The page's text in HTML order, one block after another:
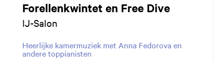
Forellenkwintet en Free Dive
IJ-Salon
Heerlijke kamermuziek met Anna Fedorova en
andere toppianisten